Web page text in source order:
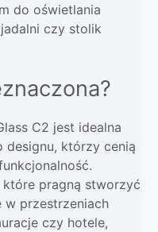
do oświetlania
czy stolik
C2 jest idealna
designu, którzy cenią
pragną stworzyć
w przestrzeniach
czy hotele,